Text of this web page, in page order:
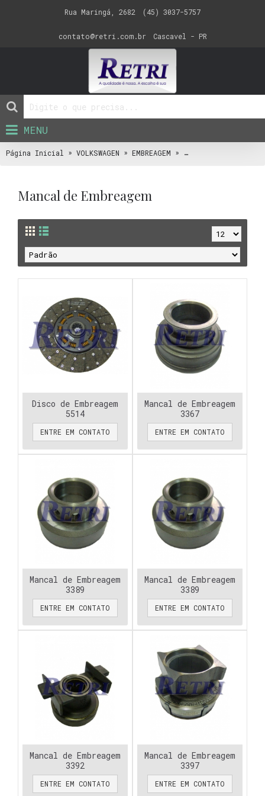
Rua Maringá, 2682 (45) 3037-5757
contato@retri.com.br Cascavel - PR
MENU
Página Inicial » VOLKSWAGEN » EMBREAGEM » Mancal de Embreagem
Mancal de Embreagem
Disco de Embreagem
5514
ENTRE EM CONTATO
Mancal de Embreagem
3367
ENTRE EM CONTATO
Mancal de Embreagem
3389
ENTRE EM CONTATO
Mancal de Embreagem
3389
ENTRE EM CONTATO
Mancal de Embreagem
3392
ENTRE EM CONTATO
Mancal de Embreagem
3397
ENTRE EM CONTATO